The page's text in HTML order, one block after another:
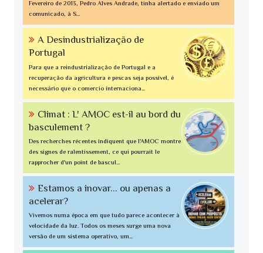
Fevereiro de 2013, Pedro Alves Andrade, tinha alertado e enviado um
comunicado, à S...
A Desindustrialização de
Portugal
Para que a reindustrialização de Portugal e a
recuperação da agricultura e pescas seja possível, é
necessário que o comercio internaciona...
Climat : L' AMOC est-il au bord du
basculement ?
Des recherches récentes indiquent que l'AMOC montre
des signes de ralentissement, ce qui pourrait le
rapprocher d'un point de bascul...
Estamos a inovar... ou apenas a
acelerar?
Vivemos numa época em que tudo parece acontecer à
velocidade da luz. Todos os meses surge uma nova
versão de um sistema operativo, um...